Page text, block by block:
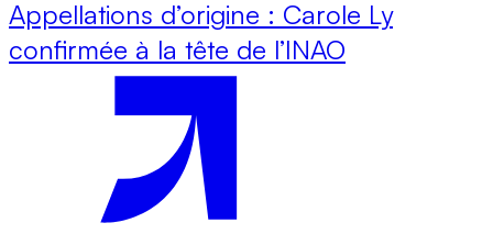
Appellations d’origine : Carole Ly
confirmée à la tête de l’INAO